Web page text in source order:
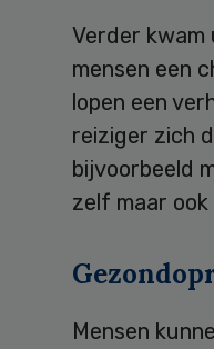
Verder kwam
mensen een
lopen een
reiziger zich
bijvoorbeeld
zelf maar
Mensen